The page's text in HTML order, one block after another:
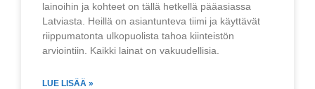
lainoihin ja kohteet on tällä hetkellä pääasiassa
Latviasta. Heillä on asiantunteva tiimi ja käyttävät
riippumatonta ulkopuolista tahoa kiinteistön
arviointiin. Kaikki lainat on vakuudellisia.
LUE LISÄÄ »